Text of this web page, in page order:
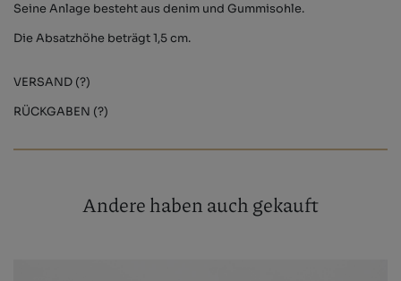
Seine Anlage besteht aus denim und Gummisohle.
Die Absatzhöhe beträgt 1,5 cm.
VERSAND (?)
RÜCKGABEN (?)
Andere haben auch gekauft